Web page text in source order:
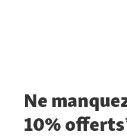
Ne
10%